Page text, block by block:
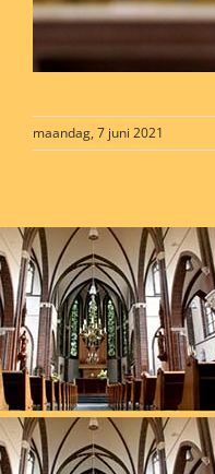
maandag, 7 juni 2021